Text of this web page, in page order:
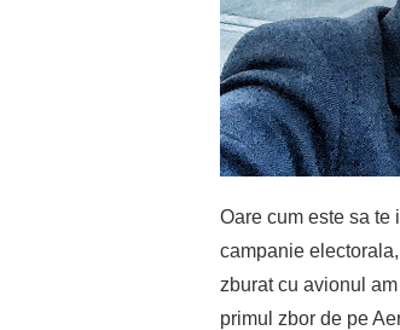
Oare cum este sa te
campanie
zburat cu avionul
primul zbor de pe